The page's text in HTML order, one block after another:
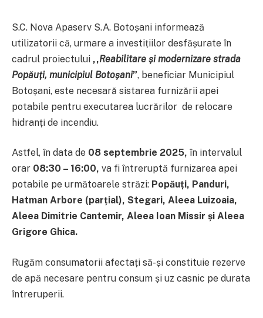
S.C. Nova Apaserv S.A. Botoșani informează
utilizatorii că, urmare a investițiilor desfășurate în
cadrul proiectului ,,Reabilitare și modernizare strada
Popăuți, municipiul Botoșani”, beneficiar Municipiul
Botoșani, este necesară sistarea furnizării apei
potabile pentru executarea lucrărilor de relocare
hidranți de incendiu.
Astfel, în data de 08 septembrie 2025, în intervalul
orar 08:30 – 16:00, va fi întreruptă furnizarea apei
potabile pe următoarele străzi: Popăuți, Panduri,
Hatman Arbore (parțial), Stegari, Aleea Luizoaia,
Aleea Dimitrie Cantemir, Aleea Ioan Missir și Aleea
Grigore Ghica.
Rugăm consumatorii afectați să-și constituie rezerve
de apă necesare pentru consum și uz casnic pe durata
întreruperii.